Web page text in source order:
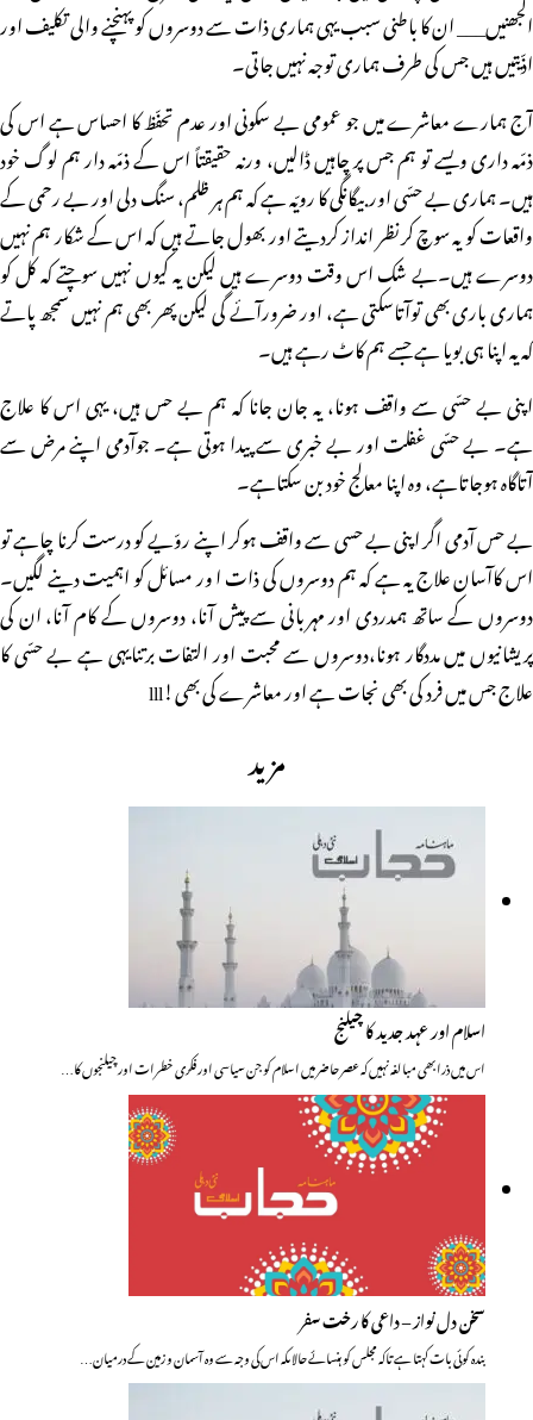
الجھنیں___ ان کا باطنی سبب یہی ہماری ذات سے دوسروں کو پہنچنے والی تکلیف اور
اذّیتیں ہیں جس کی طرف ہماری توجہ نہیں جاتی۔
آج ہمارے معاشرے میں جو عمومی بے سکونی اور عدم تحفّظ کا احساس ہے اس کی
ذمّہ داری ویسے تو ہم جس پر چاہیں ڈالیں، ورنہ حقیقتاً اس کے ذمّہ دار ہم لوگ خود
ہیں۔ ہماری بے حسّی اور بیگانگی کا رویّہ ہے کہ ہم ہر ظلم، سنگ دلی اور بے رحمی کے
واقعات کو یہ سوچ کر نظر انداز کردیتے اور بھول جاتے ہیں کہ اس کے شکار ہم نہیں
دوسرے ہیں۔بے شک اس وقت دوسرے ہیں لیکن یہ کیوں نہیں سوچتے کہ کل کو
ہماری باری بھی توآتاسکتی ہے، اور ضرورآئے گی لیکن پھر بھی ہم نہیں سمجھ پاتے
کہ یہ اپنا ہی بویا ہے جسے ہم کاٹ رہے ہیں۔
اپنی بے حسّی سے واقف ہونا، یہ جان جانا کہ ہم بے حس ہیں، یہی اس کا علاج
ہے۔ بے حسّی غفلت اور بے خبری سے پیدا ہوتی ہے۔ جوآدمی اپنے مرض سے
آتاگاہ ہوجاتاہے، وہ اپنا معالج خود بن سکتاہے۔
بے حس آدمی اگر اپنی بے حسی سے واقف ہوکر اپنے روّیے کو درست کرنا چاہے تو
اس کاآسان علاج یہ ہے کہ ہم دوسروں کی ذات ا ور مسائل کو اہمیت دینے لگیں۔
دوسروں کے ساتھ ہمدردی اور مہربانی سے پیش آنا، دوسروں کے کام آنا، ان کی
پریشانیوں میں مددگار ہونا،دوسروں سے محبت اور التفات برتنایہی ہے بے حسّی کا
علاج جس میں فرد کی بھی نجات ہے اور معاشرے کی بھی!lll
مزید
اسلام اور عہد جدید کا چیلنج
اس میں ذرا بھی مبالغہ نہیں کہ عصر حاضر میں اسلام کو جن سیاسی اور فکری خطرات اور چیلنجوں کا…
سخن دل نواز – داعی کا رخت سفر
بندہ کوئی بات کہتا ہے تاکہ مجلس کو ہنسائے حالاںکہ اس کی وجہ سے وہ آسمان و زمین کے درمیان…